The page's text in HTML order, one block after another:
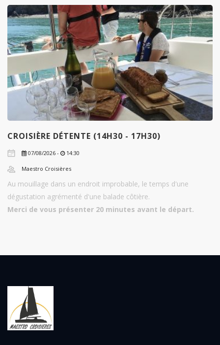
CROISIÈRE DÉTENTE (14H30 - 17H30)
07/08/2026 - 14:30
Maestro Croisières
Au mouillage dans un endroit improbable, le temps d'une
dégustation agrémenté d'une balade côtière.
Merci de vous présenter 20 minutes avant le départ.